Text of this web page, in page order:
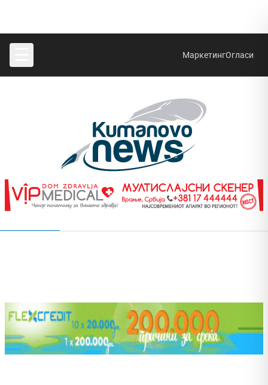
МаркетингОгласи